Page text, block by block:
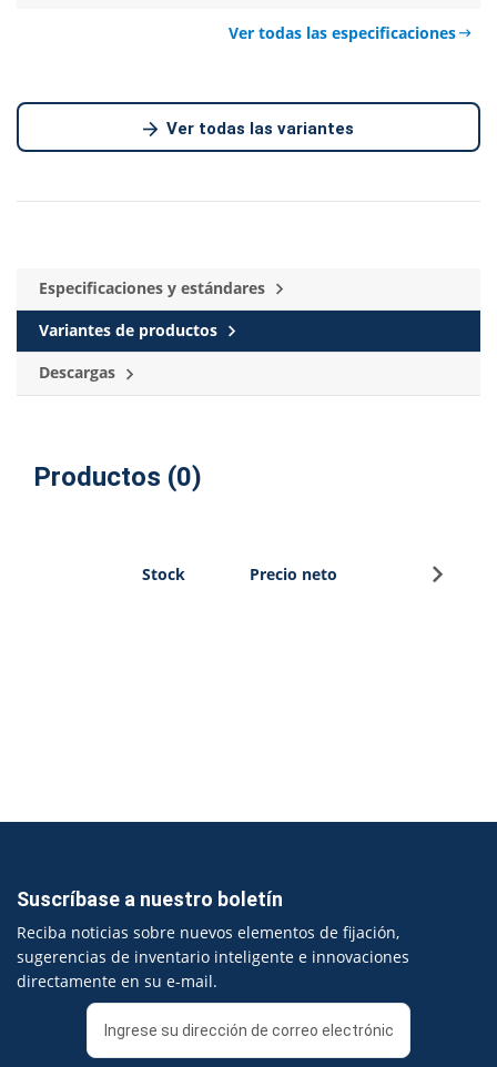
Ver todas las especificaciones
Ver todas las variantes
Especificaciones y estándares
Variantes de productos
Descargas
Productos (0)
Stock Precio neto
Suscríbase a nuestro boletín
Reciba noticias sobre nuevos elementos de fijación,
sugerencias de inventario inteligente e innovaciones
directamente en su e-mail.